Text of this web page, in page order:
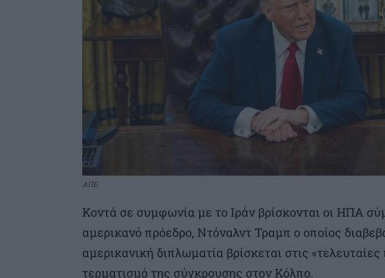
ΑΠΕ
Κοντά σε συμφωνία με το Ιράν βρίσκονται οι ΗΠΑ
αμερικανό πρόεδρο, Ντόναλντ Τραμπ ο οποίος
αμερικανική διπλωματία βρίσκεται στις
τερματισμό της σύγκρουσης στον Κόλπο.